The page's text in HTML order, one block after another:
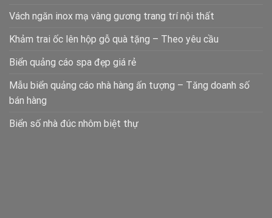
Vách ngăn inox mạ vàng gương trang trí nội thất
Khảm trai ốc lên hộp gỗ quà tặng – Theo yêu cầu
Biển quảng cáo spa đẹp giá rẻ
Mẫu biển quảng cáo nhà hàng ấn tượng – Tăng doanh số
bán hàng
Biển số nhà đúc nhôm biệt thự